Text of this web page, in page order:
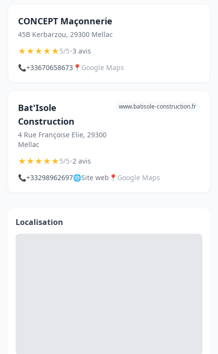
CONCEPT Maçonnerie
45B Kerbarzou, 29300 Mellac
★★★★★5/5•3 avis
📞+33670658673 📍 Google Maps
Bat'Isole
Construction
4 Rue Françoise Elie, 29300
Mellac
www.batisole-construction.fr
★★★★★5/5•2 avis
📞+33298962697🌐Site web 📍 Google Maps
Localisation